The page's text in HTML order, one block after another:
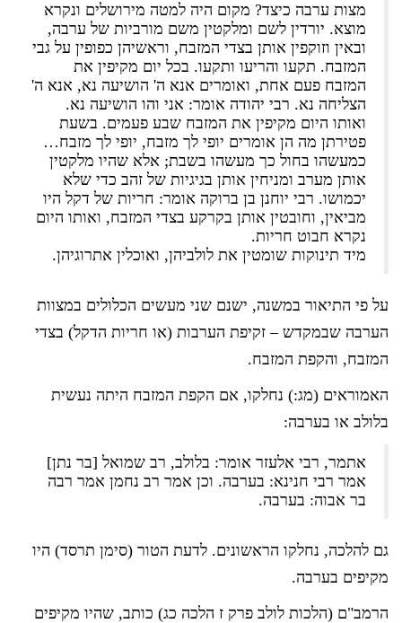
מצות ערבה כיצד? מקום היה למטה מירושלים ונקרא
מוצא. יורדין לשם ומלקטין משם מורביות של ערבה,
ובאין וזוקפין אותן בצדי המזבח, וראשיהן כפופין על גבי
המזבח. תקעו והריעו ותקעו. בכל יום מקיפין את
המזבח פעם אחת, ואומרים אנא ה' הושיעה נא, אנא ה'
הצליחה נא. רבי יהודה אומר: אני והו הושיעה נא.
ואותו היום מקיפין את המזבח שבע פעמים. בשעת
פטירתן מה הן אומרים יופי לך מזבח, יופי לך מזבח…
כמעשהו בחול כך מעשהו בשבת; אלא שהיו מלקטין
אותן מערב ומניחין אותן בגיגיות של זהב כדי שלא
יכמושו. רבי יוחנן בן ברוקה אומר: חריות של דקל היו
מביאין, וחובטין אותן בקרקע בצדי המזבח, ואותו היום
נקרא חבוט חריות.
מיד תינוקות שומטין את לולביהן, ואוכלין אתרוגיהן.
על פי התיאור במשנה, ישנם שני מעשים הכלולים במצוות
הערבה שבמקדש – זקיפת הערבות (או חריות הדקל) בצדי
המזבח, והקפת המזבח.
האמוראים (מג:) נחלקו, אם הקפת המזבח היתה נעשית
בלולב או בערבה:
אתמר, רבי אלעזר אומר: בלולב, רב שמואל [בר נתן]
אמר רבי חנינא: בערבה. וכן אמר רב נחמן אמר רבה
בר אבוה: בערבה.
גם להלכה, נחלקו הראשונים. לדעת הטור (סימן תרסד) היו
מקיפים בערבה.
הרמב"ם (הלכות לולב פרק ז הלכה כג) כותב, שהיו מקיפים